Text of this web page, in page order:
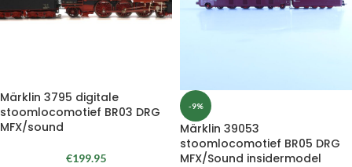
Märklin 3795 digitale
stoomlocomotief BR03 DRG
MFX/sound
€199.95
-9%
Märklin 39053
stoomlocomotief BR05 DRG
MFX/Sound insidermodel